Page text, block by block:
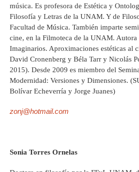
música. Es profesora de Estética y
Filosofía y Letras de la UNAM. Y de
Facultad de Música. También imparte
cine, en la Filmoteca de la UNAM.
Imaginarios. Aproximaciones estéticas al
David Cronenberg y Béla Tarr y Nicolás
2015). Desde 2009 es miembro del
Modernidad: Versiones y Dimensiones.
Bolívar Echeverría y Jorge Juanes)
zonj@hotmail.com
Sonia Torres Ornelas